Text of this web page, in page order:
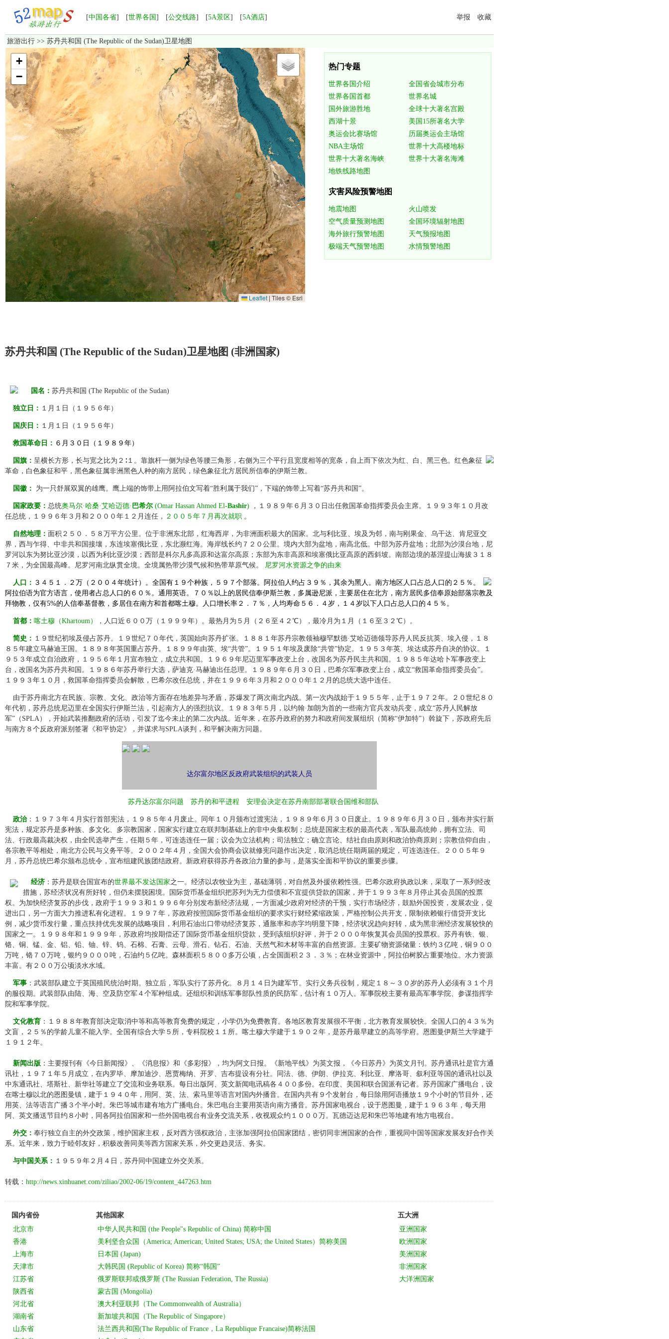
[中国各省] [世界各国 ] [公交线路] [5A景区] [5A酒店] 举报 收藏
旅游出行 >> 苏丹共和国 (The Republic of the Sudan)卫星地图
加载中，如果长时间无法显示，请点击这里重新加载
+
−
Leaflet | Tiles © Esri
苏丹共和国 (The Republic of the Sudan)卫星地图 (非洲国家)
国名： 苏丹共和国 (The Republic of the Sudan)
独立日： １月１日（１９５６年）
国庆日： １月１日（１９５６年）
救国革命日： ６月３０日（１９８９年）
国旗： 呈横长方形，长与宽之比为２∶１。靠旗杆一侧为绿色等腰三角形，右侧为三个平行且宽度相等的宽条，自上而下依次为红、白、黑三色。红色象征
革命，白色象征和平，黑色象征属非洲黑色人种的南方居民，绿色象征北方居民所信奉的伊斯兰教。
国徽： 为一只舒展双翼的雄鹰。鹰上端的饰带上用阿拉伯文写着“胜利属于我们”，下端的饰带上写着“苏丹共和国”。
国家政要： 总统奥马尔·哈桑·艾哈迈德· 巴希尔(Omar Hassan Ahmed El-Bashir) ，１９８９年６月３０日出任救国革命指挥委员会主席。１９９３年１０月改
任总统，１９９６年３月和２０００年１２月连任， ２００５年７月再次就职 。
自然地理： 面积２５０．５８万平方公里。位于非洲东北部，红海西岸，为非洲面积最大的国家。北与利比亚、埃及为邻，南与刚果金、乌干达、肯尼亚交
界，西与乍得、中非共和国接壤，东连埃塞俄比亚，东北濒红海。海岸线长约７２０公里。境内大部为盆地，南高北低。中部为苏丹盆地；北部为沙漠台地，尼
罗河以东为努比亚沙漠，以西为利比亚沙漠；西部是科尔凡多高原和达富尔高原；东部为东非高原和埃塞俄比亚高原的西斜坡。南部边境的基涅提山海拔３１８
７米，为全国最高峰。尼罗河南北纵贯全境。全境属热带沙漠气候和热带草原气候。 尼罗河水资源之争的由来
人口： ３４５１．２万（２００４年统计）。全国有１９个种族，５９７个部落。阿拉伯人约占３９％，其余为黑人。南方地区人口占总人口的２５％。
阿拉伯语为官方语言，使用者占总人口的６０％。通用英语。７０％以上的居民信奉伊斯兰教，多属逊尼派，主要居住在北方，南方居民多信奉原始部落宗教及
拜物教，仅有5%的人信奉基督教，多居住在南方和首都喀土穆。人口增长率２．７％，人均寿命５６．４岁，１４岁以下人口占总人口的４５％。
首都： 喀土穆（Khartoum） ，人口近６００万（１９９９年）。最热月为５月（２６至４２℃），最冷月为１月（１６至３２℃）。
简史： １９世纪初埃及侵占苏丹。１９世纪７０年代，英国始向苏丹扩张。１８８１年苏丹宗教领袖穆罕默德·艾哈迈德领导苏丹人民反抗英、埃入侵，１８
８５年建立马赫迪王国。１８９８年英国重占苏丹。１８９９年由英、埃“共管”。１９５１年埃及废除“共管”协定。１９５３年英、埃达成苏丹自决的协议。１
９５３年成立自治政府，１９５６年１月宣布独立，成立共和国。１９６９年尼迈里军事政变上台，改国名为苏丹民主共和国。１９８５年达哈卜军事政变上
台，改国名为苏丹共和国。１９８６年苏丹举行大选，萨迪克·马赫迪出任总理。１９８９年６月３０日，巴希尔军事政变上台，成立“救国革命指挥委员会”。
１９９３年１０月，救国革命指挥委员会解散，巴希尔改任总统，并在１９９６年３月和２０００年１２月的总统大选中连任。
由于苏丹南北方在民族、宗教、文化、政治等方面存在地差异与矛盾，苏爆发了两次南北内战。第一次内战始于１９５５年，止于１９７２年。２０世纪８０
年代初，苏丹总统尼迈里在全国实行伊斯兰法，引起南方人的强烈抗议。１９８３年５月，以约翰·加朗为首的一些南方官兵发动兵变，成立“苏丹人民解放
军”（SPLA），开始武装推翻政府的活动，引发了迄今未止的第二次内战。近年来，在苏丹政府的努力和政府间发展组织（简称“伊加特”）斡旋下，苏政府先后
与南方８个反政府派别签署《和平协定》，并谋求与SPLA谈判，和平解决南方问题。
达尔富尔地区反政府武装组织的武装人员
苏丹达尔富尔问题 苏丹的和平进程 安理会决定在苏丹南部部署联合国维和部队
政治：１９７３年４月实行首部宪法，１９８５年４月废止。同年１０月颁布过渡宪法，１９８９年６月３０日废止。１９８９年６月３０日，颁布并实行新
宪法，规定苏丹是多种族、多文化、多宗教国家，国家实行建立在联邦制基础上的非中央集权制；总统是国家主权的最高代表，军队最高统帅，拥有立法、司
法、行政最高裁决权，由全民选举产生，任期５年，可连选连任一届；议会为立法机构；司法独立；确立言论、结社自由原则和政治协商原则；宗教信仰自由，
各宗教平等相处，南北方公民与义务平等。２００２年４月，全国大会协商会议就修宪问题作出决定，取消总统任期两届的规定，可连选连任。２００５年９
月，苏丹总统巴希尔颁布总统令，宣布组建民族团结政府。新政府获得苏丹各政治力量的参与，是落实全面和平协议的重要步骤。
经济 ：苏丹是联合国宣布的世界最不发达国家之一。经济以农牧业为主，基础薄弱，对自然及外援依赖性强。巴希尔政府执政以来，采取了一系列经改
措施，苏经济状况有所好转，但仍未摆脱困境。国际货币基金组织把苏列为无力偿债和不宜提供贷款的国家，并于１９９３年８月停止其会员国的投票
权。为加快经济复苏的步伐，政府于１９９３和１９９６年分别发布新经济法规，一方面减少政府对经济的干预，实行市场经济，鼓励外国投资，发展农业，促
进出口，另一方面大力推进私有化进程。１９９７年，苏政府按照国际货币基金组织的要求实行财经紧缩政策，严格控制公共开支，限制依赖银行借贷开支比
例，减少货币发行量，重点扶持优先发展的战略项目，利用石油出口带动经济复苏，通胀率和赤字均明显下降，经济状况趋向好转，成为黑非洲经济发展较快的
国家之一。１９９８年和１９９９年，苏政府均按期偿还了国际货币基金组织贷款，受到该组织好评，并于２０００年恢复其会员国的投票权。苏丹有铁、银、
铬、铜、锰、金、铝、铅、铀、锌、钨、石棉、石膏、云母、滑石、钻石、石油、天然气和木材等丰富的自然资源。主要矿物资源储量：铁约３亿吨，铜９００
万吨，铬７０万吨，银约９０００吨，石油约５亿吨。森林面积５８００多万公顷，占全国面积２３．３％；在林业资源中，阿拉伯树胶占重要地位。水力资源
丰富。有２００万公顷淡水水域。
军事 ：武装部队建立于英国殖民统治时期。独立后，军队实行了苏丹化。８月１４日为建军节。实行义务兵役制，规定１８～３０岁的苏丹人必须有３１个月
的服役期。武装部队由陆、海、空及防空军４个军种组成。还组织和训练军事部队性质的民防军，估计有１０万人。军事院校主要有最高军事学院、参谋指挥学
院和军事学院。
文化教育 ：１９８８年教育部决定取消中等和高等教育免费的规定，小学仍为免费教育。各地区教育发展很不平衡，北方教育发展较快。全国人口的４３％为
文盲，２５％的学龄儿童不能入学。全国有综合大学５所，专科院校１１所。喀土穆大学建于１９０２年，是苏丹最早建立的高等学府。恩图曼伊斯兰大学建于
１９１２年。
新闻出版 ：主要报刊有《今日新闻报》、《消息报》和《多彩报》，均为阿文日报。《新地平线》为英文报，《今日苏丹》为英文月刊。苏丹通讯社是官方通
讯社，１９７１年５月成立，在内罗毕、摩加迪沙、恩贾梅纳、开罗、吉布提设有分社。同法、德、伊朗、伊拉克、利比亚、摩洛哥、叙利亚等国的通讯社以及
中东通讯社、塔斯社、新华社等建立了交流和业务联系。每日出版阿、英文新闻电讯稿各４００多份。在印度、美国和联合国派有记者。苏丹国家广播电台，设
在喀士穆以北的恩图曼镇，建于１９４０年，用阿、英、法、索马里等语言对国内外播音。在国内共有９个发射台，每日除用阿语播放１９个小时的节目外，还
用英、法等语言广播３个半小时。朱巴等城市建有地方广播电台。朱巴电台主要用英语向南方播音。苏丹国家电视台，设于恩图曼，建于１９６３年，每天用
阿、英文播送节目约８小时，同各阿拉伯国家和一些外国电视台有业务交流关系，收视观众约１０００万。瓦德迈达尼和朱巴等地建有地方电视台。
外交： 奉行独立自主的外交政策，维护国家主权，反对西方强权政治，主张加强阿拉伯国家团结，密切同非洲国家的合作，重视同中国等国家发展友好合作关
系。近年来，致力于睦邻友好，积极改善同美等西方国家关系，外交更趋灵活、务实。
与中国关系： １９５９年２月４日，苏丹同中国建立外交关系。
转载： http://news.xinhuanet.com/ziliao/2002-06/19/content_447263.htm